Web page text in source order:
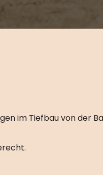
im Tiefbau von der